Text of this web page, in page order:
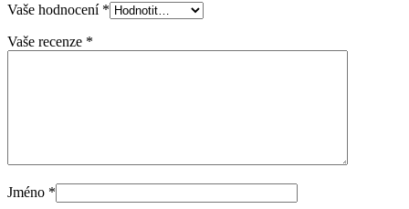
Vaše hodnocení *
Vaše recenze *
Jméno *